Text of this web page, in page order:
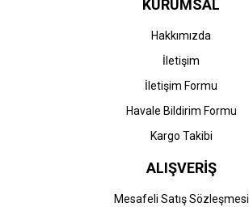
KURUMSAL
Hakkımızda
İletişim
İletişim Formu
Havale Bildirim Formu
Kargo Takibi
ALIŞVERİŞ
Mesafeli Satış Sözleşmesi